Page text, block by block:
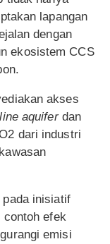
lapangan
dengan
ekosistem CCS
akses
aquiferdan
dari industri
inisiatif
contoh efek
emisi